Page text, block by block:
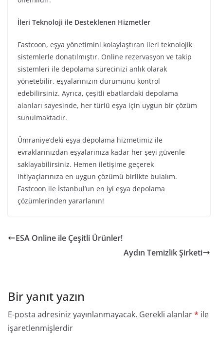
İleri Teknoloji ile Desteklenen Hizmetler
Fastcoon, eşya yönetimini kolaylaştıran ileri teknolojik
sistemlerle donatılmıştır. Online rezervasyon ve takip
sistemleri ile depolama sürecinizi anlık olarak
yönetebilir, eşyalarınızın durumunu kontrol
edebilirsiniz. Ayrıca, çeşitli ebatlardaki depolama
alanları sayesinde, her türlü eşya için uygun bir çözüm
sunulmaktadır.
Ümraniye’deki eşya depolama hizmetimiz ile
evraklarınızdan eşyalarınıza kadar her şeyi güvenle
saklayabilirsiniz. Hemen iletişime geçerek
ihtiyaçlarınıza en uygun çözümü birlikte bulalım.
Fastcoon ile İstanbul’un en iyi eşya depolama
çözümlerinden yararlanın!
ESA Online ile Çeşitli Ürünler!
Aydın Temizlik Şirketi
Bir yanıt yazın
E-posta adresiniz yayınlanmayacak. Gerekli alanlar* ile
işaretlenmişlerdir